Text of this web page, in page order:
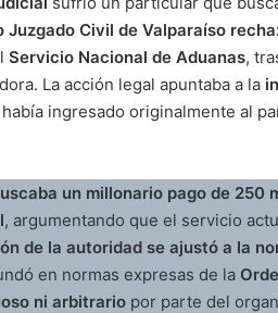
Juzgado Civil de Valparaíso
Servicio Nacional de Aduanas,
La acción legal apuntaba a la
ingresado originalmente al
un millonario pago de 250
, argumentando que el servicio
de la autoridad se ajustó a la
en normas expresas de la
ni arbitrario por parte del